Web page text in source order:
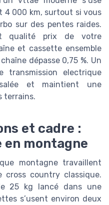
4 000 km, surtout si vous
sur des pentes raides.
qualité prix de votre
et cassette ensemble
dépasse 0,75 %. Un
transmission electrique
et maintient une
terrains.
et cadre :
en montagne
montagne travaillent
cross country classique.
25 kg lancé dans une
s’usent environ deux